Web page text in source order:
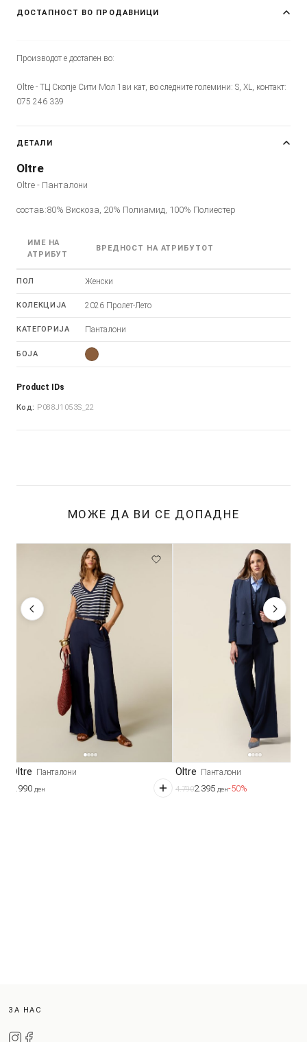
ДОСТАПНОСТ ВО ПРОДАВНИЦИ
Производот е достапен во:
Oltre - ТЦ Скопје Сити Мол 1ви кат, во следните големини: S, XL, контакт:
075 246 339
ДЕТАЛИ
Oltre
Oltre - Панталони
состав:80% Вискоза, 20% Полиамид, 100% Полиестер
ИМЕ НА
АТРИБУТ
ВРЕДНОСТ НА АТРИБУТОТ
ПОЛ Женски
КОЛЕКЦИЈА 2026 Пролет-Лето
КАТЕГОРИЈА Панталони
БОЈА
Product IDs
Код: P088J1053S_22
МОЖЕ ДА ВИ СЕ ДОПАДНЕ
Oltre Панталони
3.990 ден
Oltre Панталони
4.7902.395 ден-50%
ЗА НАС